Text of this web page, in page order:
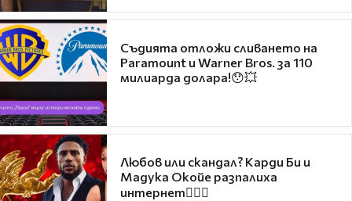
Съдията отложи сливането на
Paramount и Warner Bros. за 110
милиарда долара!😯💥
Любов или скандал? Карди Би и
Мадука Окойе разпалиха
интернет❤️‍🔥🔥